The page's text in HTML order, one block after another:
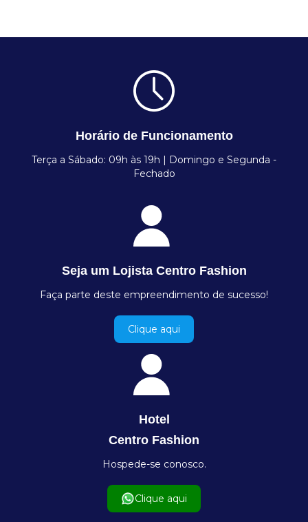
Horário de Funcionamento
Terça a Sábado: 09h às 19h | Domingo e Segunda -
Fechado
Seja um Lojista Centro Fashion
Faça parte deste empreendimento de sucesso!
Clique aqui
Hotel
Centro Fashion
Hospede-se conosco.
Clique aqui